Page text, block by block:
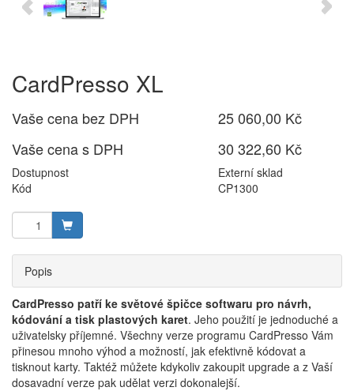
CardPresso XL
Vaše cena bez DPH
25 060,00 Kč
Vaše cena s DPH
30 322,60 Kč
Dostupnost
Externí sklad
Kód
CP1300
Popis
CardPresso patří ke světové špičce softwaru pro návrh,
kódování a tisk plastových karet. Jeho použití je jednoduché a
uživatelsky příjemné. Všechny verze programu CardPresso Vám
přinesou mnoho výhod a možností, jak efektivně kódovat a
tisknout karty. Taktéž můžete kdykoliv zakoupit upgrade a z Vaší
dosavadní verze pak udělat verzi dokonalejší.